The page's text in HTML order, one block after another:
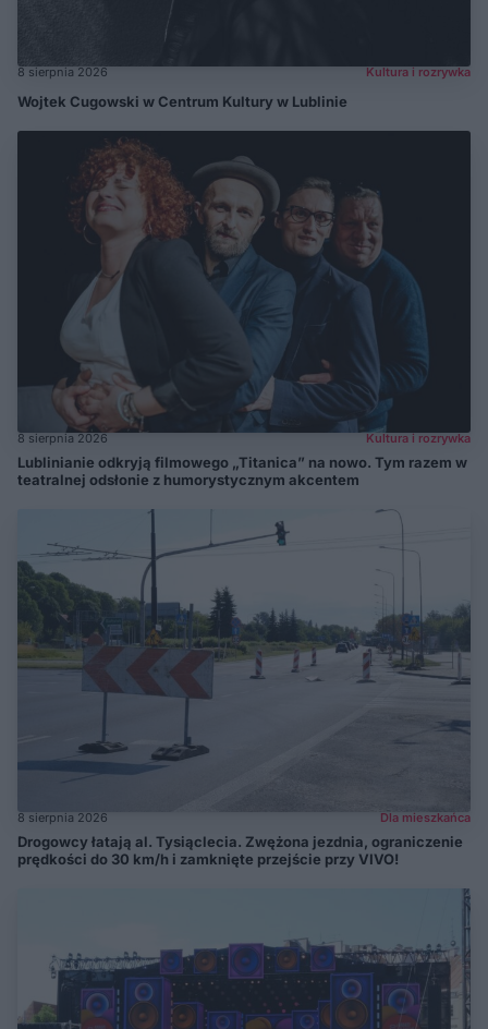
8 sierpnia 2026 Kultura i rozrywka
Wojtek Cugowski w Centrum Kultury w Lublinie
8 sierpnia 2026 Kultura i rozrywka
Lublinianie odkryją filmowego „Titanica” na nowo. Tym razem w
teatralnej odsłonie z humorystycznym akcentem
8 sierpnia 2026 Dla mieszkańca
Drogowcy łatają al. Tysiąclecia. Zwężona jezdnia, ograniczenie
prędkości do 30 km/h i zamknięte przejście przy VIVO!